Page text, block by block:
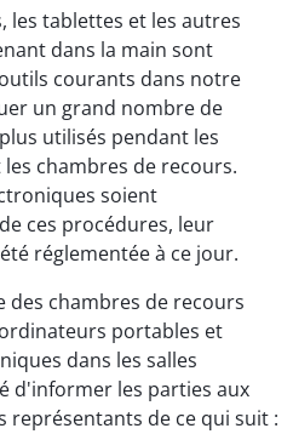
les tablettes et les autres
dans la main sont
courants dans notre
un grand nombre de
utilisés pendant les
chambres de recours.
soient
ces procédures, leur
réglementée à ce jour.
des chambres de recours
portables et
dans les salles
d'informer les parties aux
représentants de ce qui suit :